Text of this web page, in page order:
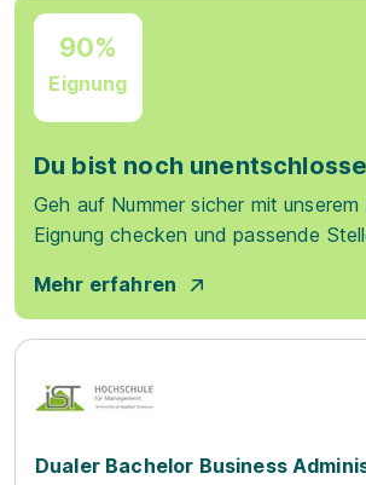
90%
Eignung
Du bist noch
Geh auf Nummer sicher mit
Eignung checken und passende
Mehr erfahren
Dualer Bachelor Business